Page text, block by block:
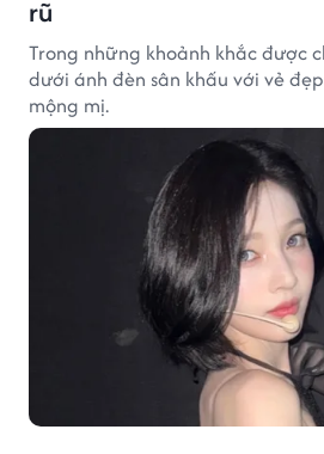
rũ
Trong những khoảnh khắc được
dưới ánh đèn sân khấu với vẻ
mộng mị.